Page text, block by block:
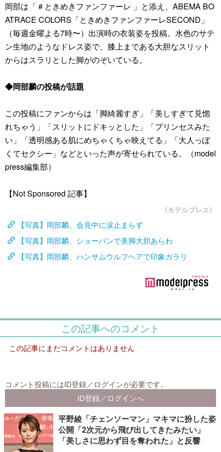
岡部は「＃ときめきファンファーレ 」と添え、ABEMA BO
ATRACE COLORS「ときめきファンファーレSECOND」
（毎週金曜よる7時〜）出演時の衣装姿を投稿。水色のサテ
ン生地のようなドレス姿で、膝上まである大胆なスリット
からはスラリとした脚がのぞいている。
◆岡部麟の投稿が話題
この投稿にファンからは「脚綺麗すぎ」「美しすぎて見惚
れちゃう」「スリットにドキッとした」「プリンセスみた
い」「透明感ある肌にめちゃくちゃ映えてる」「大人っぽ
くてセクシー」などといった声が寄せられている。（model
press編集部）
【Not Sponsored 記事】
《モデルプレス》
【写真】岡部麟、会見中に涙止まらず
【写真】岡部麟、ショーパンで美脚大胆あらわ
【写真】岡部麟、ハンサムウルフヘアで印象ガラリ
平野綾「チェンソーマン」マキマに扮した姿
公開「2次元から飛び出してきたみたい」
「美しさに思わず目を奪われた」と反響